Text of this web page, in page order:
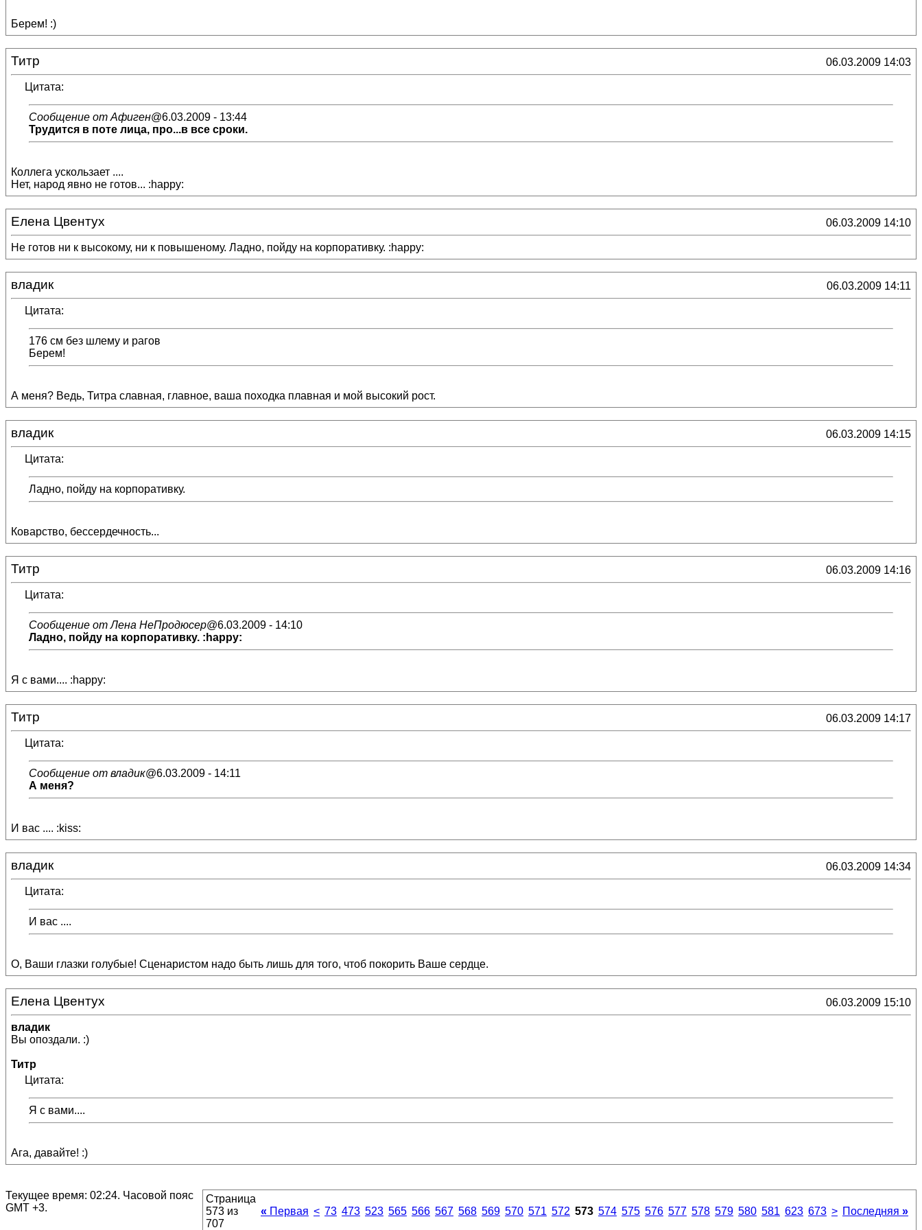
Берем! :)
Титр 06.03.2009 14:03
Цитата:
Сообщение от Афиген@6.03.2009 - 13:44
Трудится в поте лица, про...в все сроки.
Коллега ускользает ....
Нет, народ явно не готов... :happy:
Елена Цвентух 06.03.2009 14:10
Не готов ни к высокому, ни к повышеному. Ладно, пойду на корпоративку. :happy:
владик 06.03.2009 14:11
Цитата:
176 см без шлему и рагов
Берем!
А меня? Ведь, Титра славная, главное, ваша походка плавная и мой высокий рост.
владик 06.03.2009 14:15
Цитата:
Ладно, пойду на корпоративку.
Коварство, бессердечность...
Титр 06.03.2009 14:16
Цитата:
Сообщение от Лена НеПродюсер@6.03.2009 - 14:10
Ладно, пойду на корпоративку. :happy:
Я с вами.... :happy:
Титр 06.03.2009 14:17
Цитата:
Сообщение от владик@6.03.2009 - 14:11
А меня?
И вас .... :kiss:
владик 06.03.2009 14:34
Цитата:
И вас ....
О, Ваши глазки голубые! Сценаристом надо быть лишь для того, чтоб покорить Ваше сердце.
Елена Цвентух 06.03.2009 15:10
владик
Вы опоздали. :)
Титр
Цитата:
Я с вами....
Ага, давайте! :)
Текущее время: 02:24. Часовой пояс
GMT +3.
Страница
573 из
707
« Первая < 73 473 523 565 566 567 568 569 570 571 572 573 574 575 576 577 578 579 580 581 623 673 > Последняя »